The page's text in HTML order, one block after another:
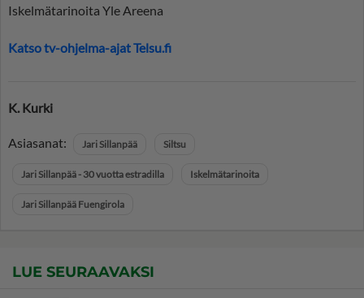
Iskelmätarinoita Yle Areena
Katso tv-ohjelma-ajat Telsu.fi
K. Kurki
Asiasanat: Jari Sillanpää Siltsu
Jari Sillanpää - 30 vuotta estradilla Iskelmätarinoita
Jari Sillanpää Fuengirola
LUE SEURAAVAKSI